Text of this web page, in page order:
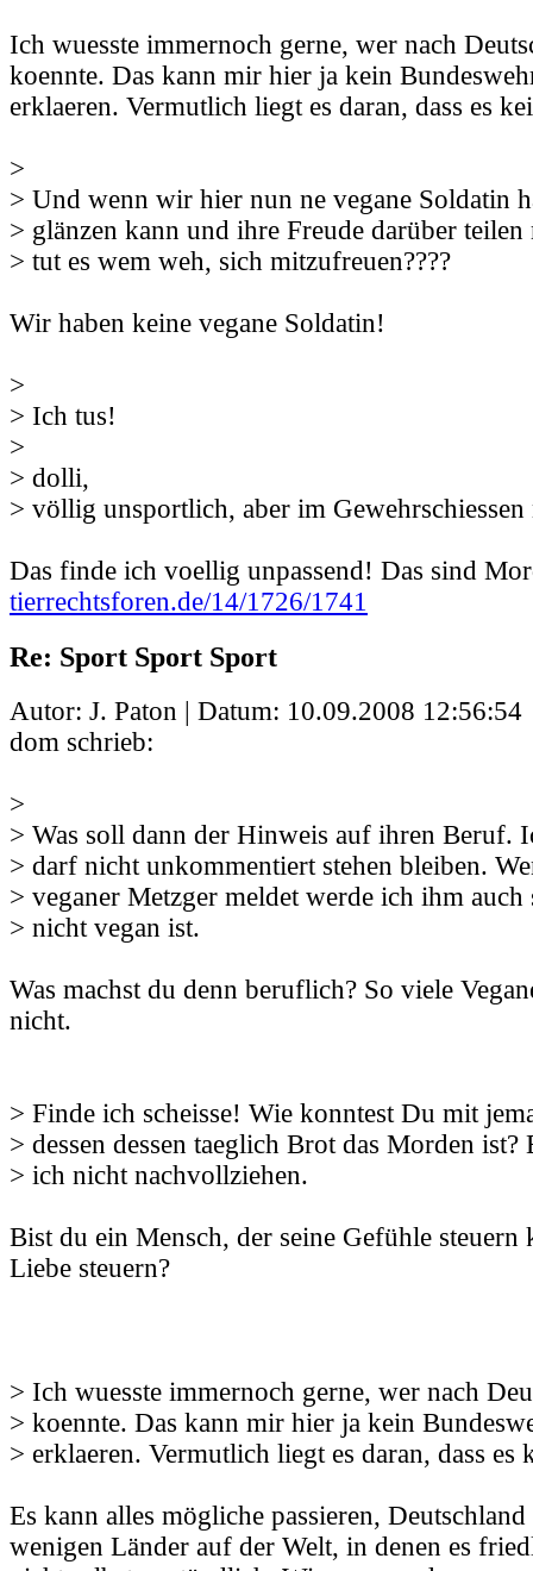
Ich wuesste immernoch gerne, wer nach
koennte. Das kann mir hier ja kein
erklaeren. Vermutlich liegt es daran, dass es
>
> Und wenn wir hier nun ne vegane Soldatin
> glänzen kann und ihre Freude darüber teilen
> tut es wem weh, sich mitzufreuen????
Wir haben keine vegane Soldatin!
>
> Ich tus!
>
> dolli,
> völlig unsportlich, aber im Gewehrschiessen
Das finde ich voellig unpassend! Das sind
tierrechtsforen.de/14/1726/1741
Re: Sport Sport Sport
Autor: J. Paton | Datum: 10.09.2008 12:56:54
dom schrieb:
>
> Was soll dann der Hinweis auf ihren Beruf.
> darf nicht unkommentiert stehen bleiben.
> veganer Metzger meldet werde ich ihm auch
> nicht vegan ist.
Was machst du denn beruflich? So viele
nicht.
> Finde ich scheisse! Wie konntest Du mit
> dessen dessen taeglich Brot das Morden
> ich nicht nachvollziehen.
Bist du ein Mensch, der seine Gefühle steuern
Liebe steuern?
> Ich wuesste immernoch gerne, wer nach
> koennte. Das kann mir hier ja kein
> erklaeren. Vermutlich liegt es daran, dass es
Es kann alles mögliche passieren, Deutschland
wenigen Länder auf der Welt, in denen es